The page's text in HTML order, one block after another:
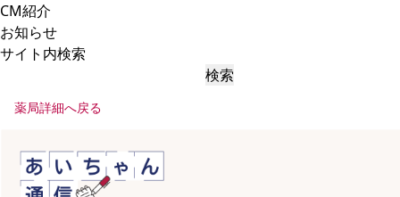
CM紹介
お知らせ
サイト内検索
検索
薬局詳細へ戻る